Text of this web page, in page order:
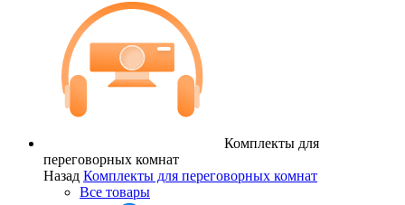
Комплекты для
переговорных комнат
Назад Комплекты для переговорных комнат
Все товары